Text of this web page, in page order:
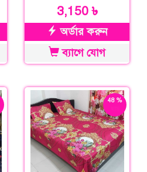
3,150 ৳
অর্ডার করুন
ব্যাগে যোগ
48 %